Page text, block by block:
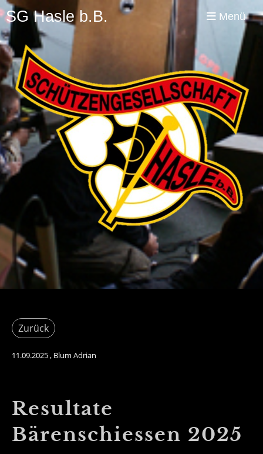
SG Hasle b.B. Menü
Zurück
11.09.2025 , Blum Adrian
Resultate
Bärenschiessen 2025